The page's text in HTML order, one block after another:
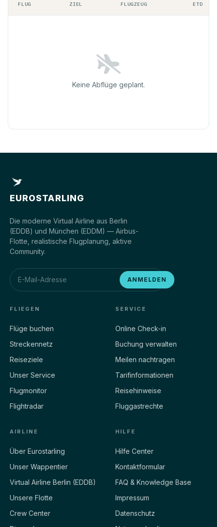
FLUG ZIEL FLUGZEUG ETD
Keine Abflüge geplant.
EUROSTARLING
Die moderne Virtual Airline aus Berlin
(EDDB) und München (EDDM) — Airbus-
Flotte, realistische Flugplanung, aktive
Community.
ANMELDEN
FLIEGEN
Flüge buchen
Streckennetz
Reiseziele
Unser Service
Flugmonitor
Flightradar
SERVICE
Online Check-in
Buchung verwalten
Meilen nachtragen
Tarifinformationen
Reisehinweise
Fluggastrechte
AIRLINE
Über Eurostarling
Unser Wappentier
Virtual Airline Berlin (EDDB)
Unsere Flotte
Crew Center
HILFE
Hilfe Center
Kontaktformular
FAQ & Knowledge Base
Impressum
Datenschutz